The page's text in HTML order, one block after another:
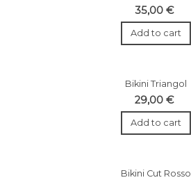
35,00 €
Add to cart
Bikini Triangol
29,00 €
Add to cart
Bikini Cut Rosso